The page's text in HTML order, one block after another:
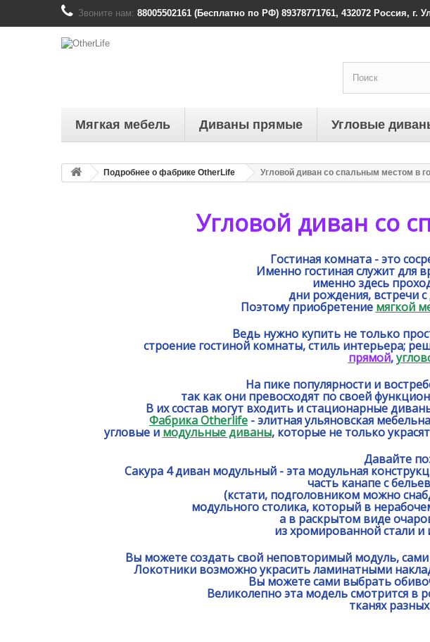
Звоните нам: 88005502161 (Бесплатно по РФ) 89378771761, 432072 Россия, г.
Мягкая мебель Диваны прямые Угловые
Подробнее о фабрике OtherLife Угловой диван со спальным местом в
Угловой диван со
Гостиная комната - это
Именно гостиная служит для
именно здесь
дни рождения, встречи
Поэтому приобретение мягкой
Ведь нужно купить не только
строение гостиной комнаты, стиль интерьера;
прямой,
На пике популярности и
так как они превосходят по своей
В их состав могут входить и стационарные
Фабрика Otherlife - элитная ульяновская
угловые и модульные диваны, которые не только
Давайте
Сакура 4 диван модульный - эта модульная
часть канапе с
(кстати, подголовником можно
модульного столика, который в
а в раскрытом виде
из хромированной стали и
Вы можете создать свой неповторимый модуль,
Локотники возможно украсить ламинатными
Вы можете сами выбрать
Великолепно эта модель смотрится в
тканях